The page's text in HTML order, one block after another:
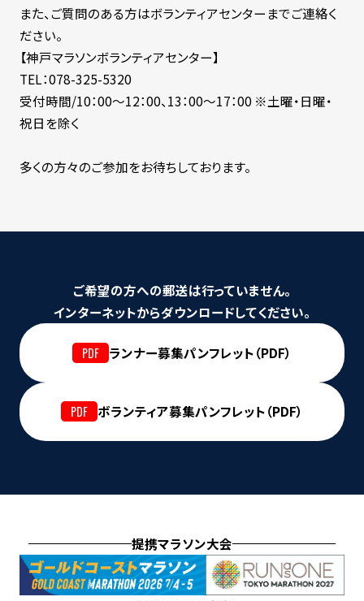
また、ご質問のある方はボランティアセンターまでご連絡く
ださい。
【神戸マラソンボランティアセンター】
TEL：078-325-5320
受付時間/10：00～12：00、13：00～17：00 ※土曜・日曜・
祝日を除く
多くの方々のご参加をお待ちしております。
ご希望の方への郵送は行っていません。
インターネットからダウンロードしてください。
ランナー募集パンフレット（PDF）
ボランティア募集パンフレット（PDF）
提携マラソン大会